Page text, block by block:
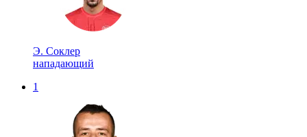
Э. Соклер
нападающий
1